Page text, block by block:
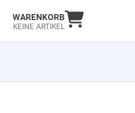
WARENKORB
KEINE ARTIKEL
Warenkorb